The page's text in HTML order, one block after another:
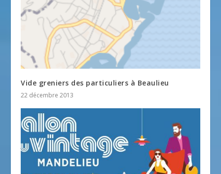
Vide greniers des particuliers à Beaulieu
22 décembre 2013